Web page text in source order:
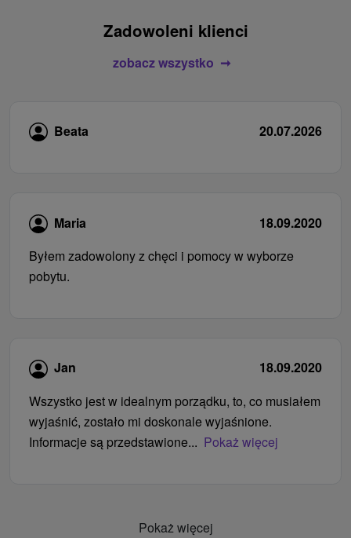
Zadowoleni klienci
zobacz wszystko
Beata 20.07.2026
Maria
18.09.2020
Byłem zadowolony z chęci i pomocy w wyborze
pobytu.
Jan
18.09.2020
Wszystko jest w idealnym porządku, to, co musiałem
wyjaśnić, zostało mi doskonale wyjaśnione.
Informacje są przedstawione... Pokaż więcej
Pokaż więcej